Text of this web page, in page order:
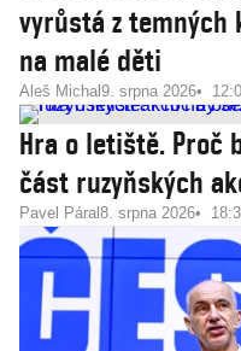
vyrůstá z
na malé děti
Aleš Michal 9. srpna 2026
Hra o letiště. Proč
část ruzyňských
Pavel Páral 8. srpna 2026